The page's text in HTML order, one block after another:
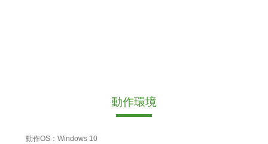
動作環境
動作OS：Windows 10